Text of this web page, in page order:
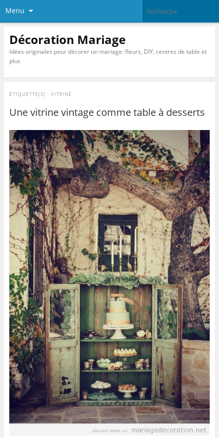
Menu
Décoration Mariage
Idées originales pour décorer un mariage: fleurs, DIY, centres de table et
plus
ÉTIQUETTE(S) : VITRINE
Une vitrine vintage comme table à desserts